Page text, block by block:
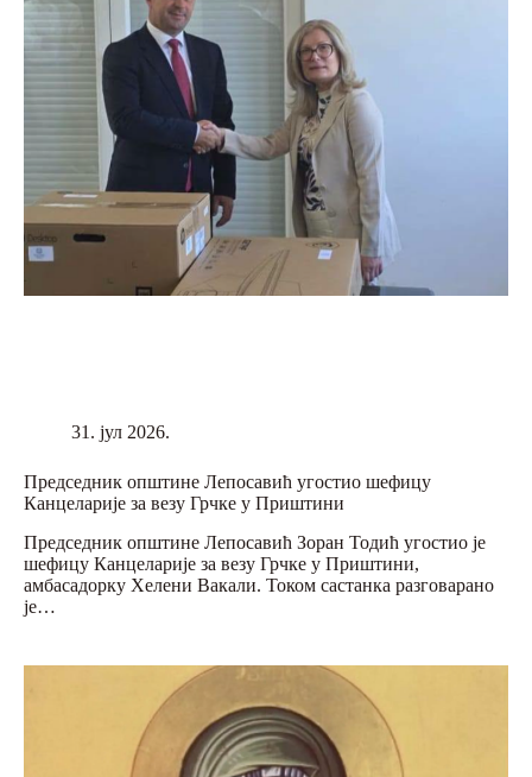
31. јул 2026.
Председник општине Лепосавић угостио шефицу
Канцеларије за везу Грчке у Приштини
Председник општине Лепосавић Зоран Тодић угостио јe
шефицу Канцеларије за везу Грчке у Приштини,
амбасадорку Хелени Вакали. Током састанка разговарано
је…